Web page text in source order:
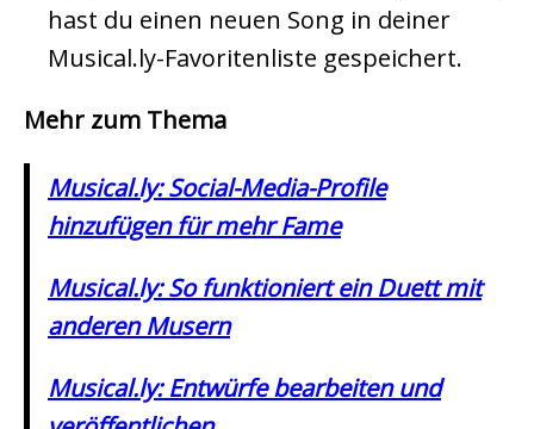
hast du einen neuen Song in deiner
Musical.ly-Favoritenliste gespeichert.
Mehr zum Thema
Musical.ly: Social-Media-Profile
hinzufügen für mehr Fame
Musical.ly: So funktioniert ein Duett mit
anderen Musern
Musical.ly: Entwürfe bearbeiten und